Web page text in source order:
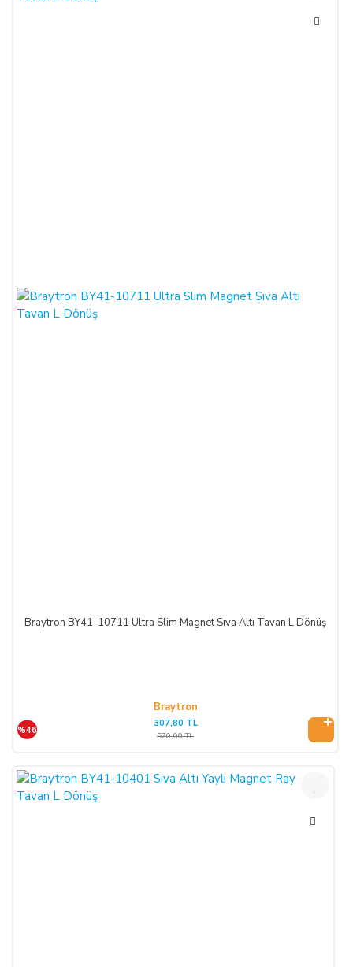
Braytron BY41-10711 Ultra Slim Magnet Sıva Altı Tavan L Dönüş
Braytron
%46
307,80 TL
570,00 TL